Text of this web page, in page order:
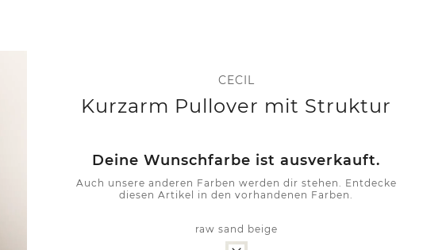
CECIL
Kurzarm Pullover mit Struktur
Deine Wunschfarbe ist ausverkauft.
Auch unsere anderen Farben werden dir stehen. Entdecke
diesen Artikel in den vorhandenen Farben.
raw sand beige